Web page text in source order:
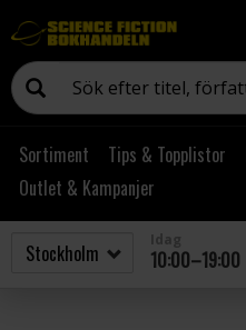
Sortiment Tips & Topplistor
Outlet & Kampanjer
10:00–19:00